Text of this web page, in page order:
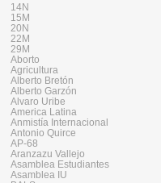
14N
15M
20N
22M
29M
Aborto
Agricultura
Alberto Bretón
Alberto Garzón
Alvaro Uribe
America Latina
Anmistía Internacional
Antonio Quirce
AP-68
Aranzazu Vallejo
Asamblea Estudiantes
Asamblea IU